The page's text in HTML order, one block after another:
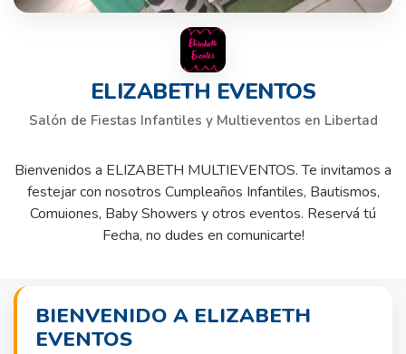
ELIZABETH EVENTOS
Salón de Fiestas Infantiles y Multieventos en Libertad
Bienvenidos a ELIZABETH MULTIEVENTOS. Te invitamos a
festejar con nosotros Cumpleaños Infantiles, Bautismos,
Comuiones, Baby Showers y otros eventos. Reservá tú
Fecha, no dudes en comunicarte!
BIENVENIDO A ELIZABETH
EVENTOS